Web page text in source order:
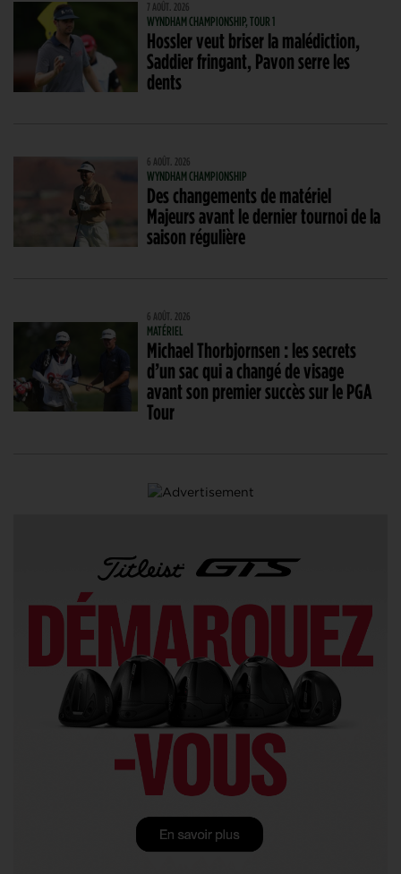
7 AOÛT. 2026
WYNDHAM CHAMPIONSHIP, TOUR 1
Hossler veut briser la malédiction,
Saddier fringant, Pavon serre les
dents
6 AOÛT. 2026
WYNDHAM CHAMPIONSHIP
Des changements de matériel
Majeurs avant le dernier tournoi de la
saison régulière
6 AOÛT. 2026
MATÉRIEL
Michael Thorbjornsen : les secrets
d’un sac qui a changé de visage
avant son premier succès sur le PGA
Tour